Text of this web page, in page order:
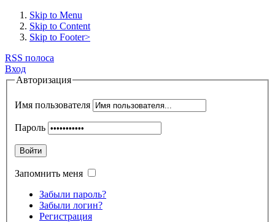
Skip to Menu
Skip to Content
Skip to Footer>
RSS полоса
Вход
Авторизация
Имя пользователя
Пароль
Войти
Запомнить меня
Забыли пароль?
Забыли логин?
Регистрация